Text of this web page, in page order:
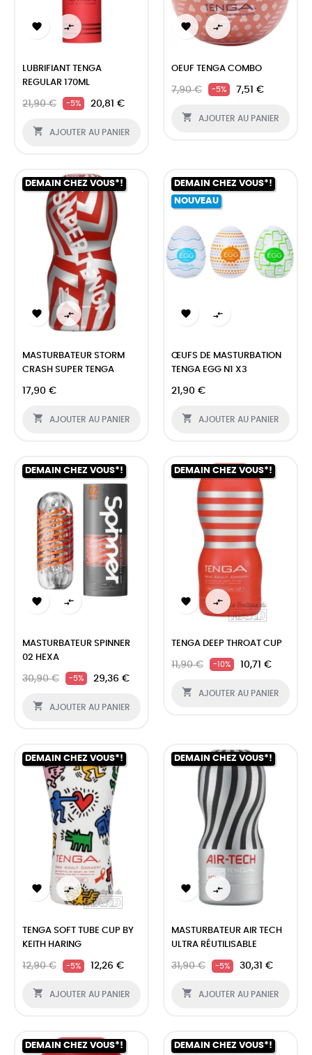
 
LUBRIFIANT TENGA
REGULAR 170ML
21,90 € -5% 20,81 €
 AJOUTER AU PANIER
 
OEUF TENGA COMBO
7,90 € -5% 7,51 €
 AJOUTER AU PANIER
DEMAIN CHEZ VOUS*!
 
MASTURBATEUR STORM
CRASH SUPER TENGA
17,90 €
 AJOUTER AU PANIER
DEMAIN CHEZ VOUS*!
NOUVEAU
 
ŒUFS DE MASTURBATION
TENGA EGG N1 X3
21,90 €
 AJOUTER AU PANIER
DEMAIN CHEZ VOUS*!
 
MASTURBATEUR SPINNER
02 HEXA
30,90 € -5% 29,36 €
 AJOUTER AU PANIER
DEMAIN CHEZ VOUS*!
 
TENGA DEEP THROAT CUP
11,90 € -10% 10,71 €
 AJOUTER AU PANIER
DEMAIN CHEZ VOUS*!
 
TENGA SOFT TUBE CUP BY
KEITH HARING
12,90 € -5% 12,26 €
 AJOUTER AU PANIER
DEMAIN CHEZ VOUS*!
 
MASTURBATEUR AIR TECH
ULTRA RÉUTILISABLE
31,90 € -5% 30,31 €
 AJOUTER AU PANIER
DEMAIN CHEZ VOUS*! DEMAIN CHEZ VOUS*!